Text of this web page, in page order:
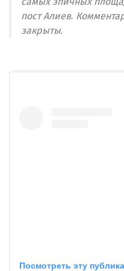
пост Алиев.
закрыты.
Посмотреть эту